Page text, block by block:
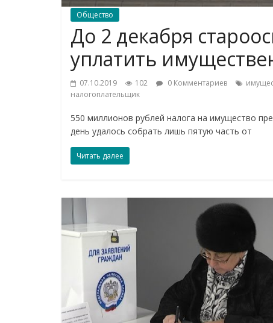
Общество
До 2 декабря
уплатить
07.10.2019 102 0 Комментариев
налогоплательщик
550 миллионов рублей налога на имущество
день удалось собрать лишь пятую часть от
Читать далее